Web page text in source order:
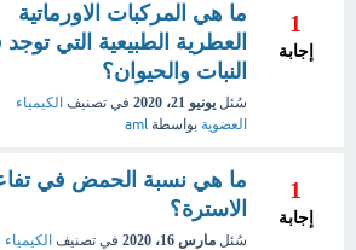
1
إجابة
ما هي المركبات الاورماتية
العطرية الطبيعية التي
النبات والحيوان؟
سُئل يونيو 21، 2020 في تصنيف الكيمياء
العضوية بواسطة aml
1
إجابة
ما هي نسبة الحمض في
الاسترة؟
سُئل مارس 16، 2020 في تصنيف الكيمياء